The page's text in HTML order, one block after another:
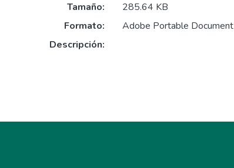
Tamaño:
285.64 KB
Formato:
Adobe Portable
Descripción: